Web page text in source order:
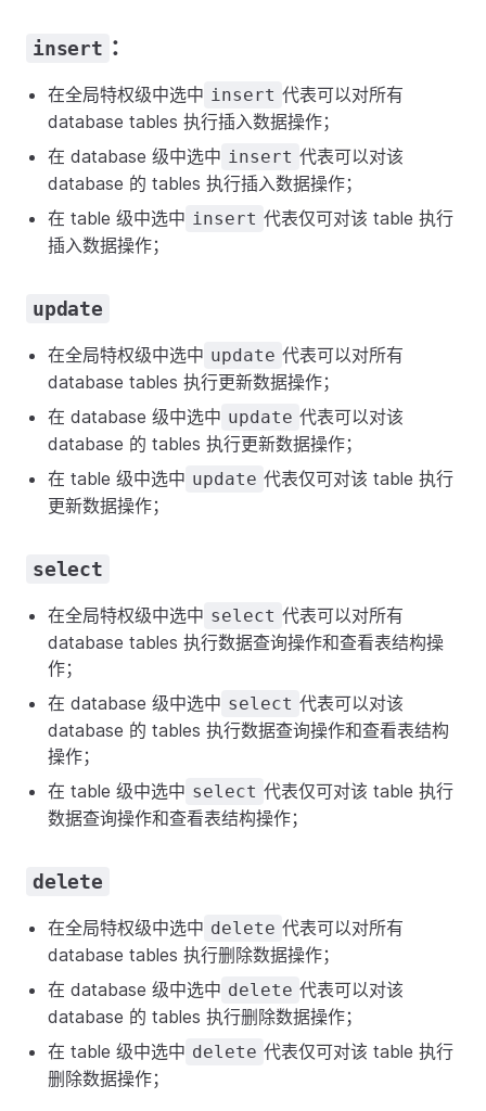
insert ：
在全局特权级中选中 insert 代表可以对所有
database tables 执行插入数据操作；
在 database 级中选中 insert 代表可以对该
database 的 tables 执行插入数据操作；
在 table 级中选中 insert 代表仅可对该 table 执行
插入数据操作；
update
在全局特权级中选中 update 代表可以对所有
database tables 执行更新数据操作；
在 database 级中选中 update 代表可以对该
database 的 tables 执行更新数据操作；
在 table 级中选中 update 代表仅可对该 table 执行
更新数据操作；
select
在全局特权级中选中 select 代表可以对所有
database tables 执行数据查询操作和查看表结构操
作；
在 database 级中选中 select 代表可以对该
database 的 tables 执行数据查询操作和查看表结构
操作；
在 table 级中选中 select 代表仅可对该 table 执行
数据查询操作和查看表结构操作；
delete
在全局特权级中选中 delete 代表可以对所有
database tables 执行删除数据操作；
在 database 级中选中 delete 代表可以对该
database 的 tables 执行删除数据操作；
在 table 级中选中 delete 代表仅可对该 table 执行
删除数据操作；